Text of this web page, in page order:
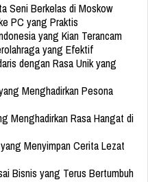
Seni Berkelas di Moskow
PC yang Praktis
yang Kian Terancam
yang Efektif
dengan Rasa Unik yang
Menghadirkan Pesona
Menghadirkan Rasa Hangat di
Menyimpan Cerita Lezat
Bisnis yang Terus Bertumbuh